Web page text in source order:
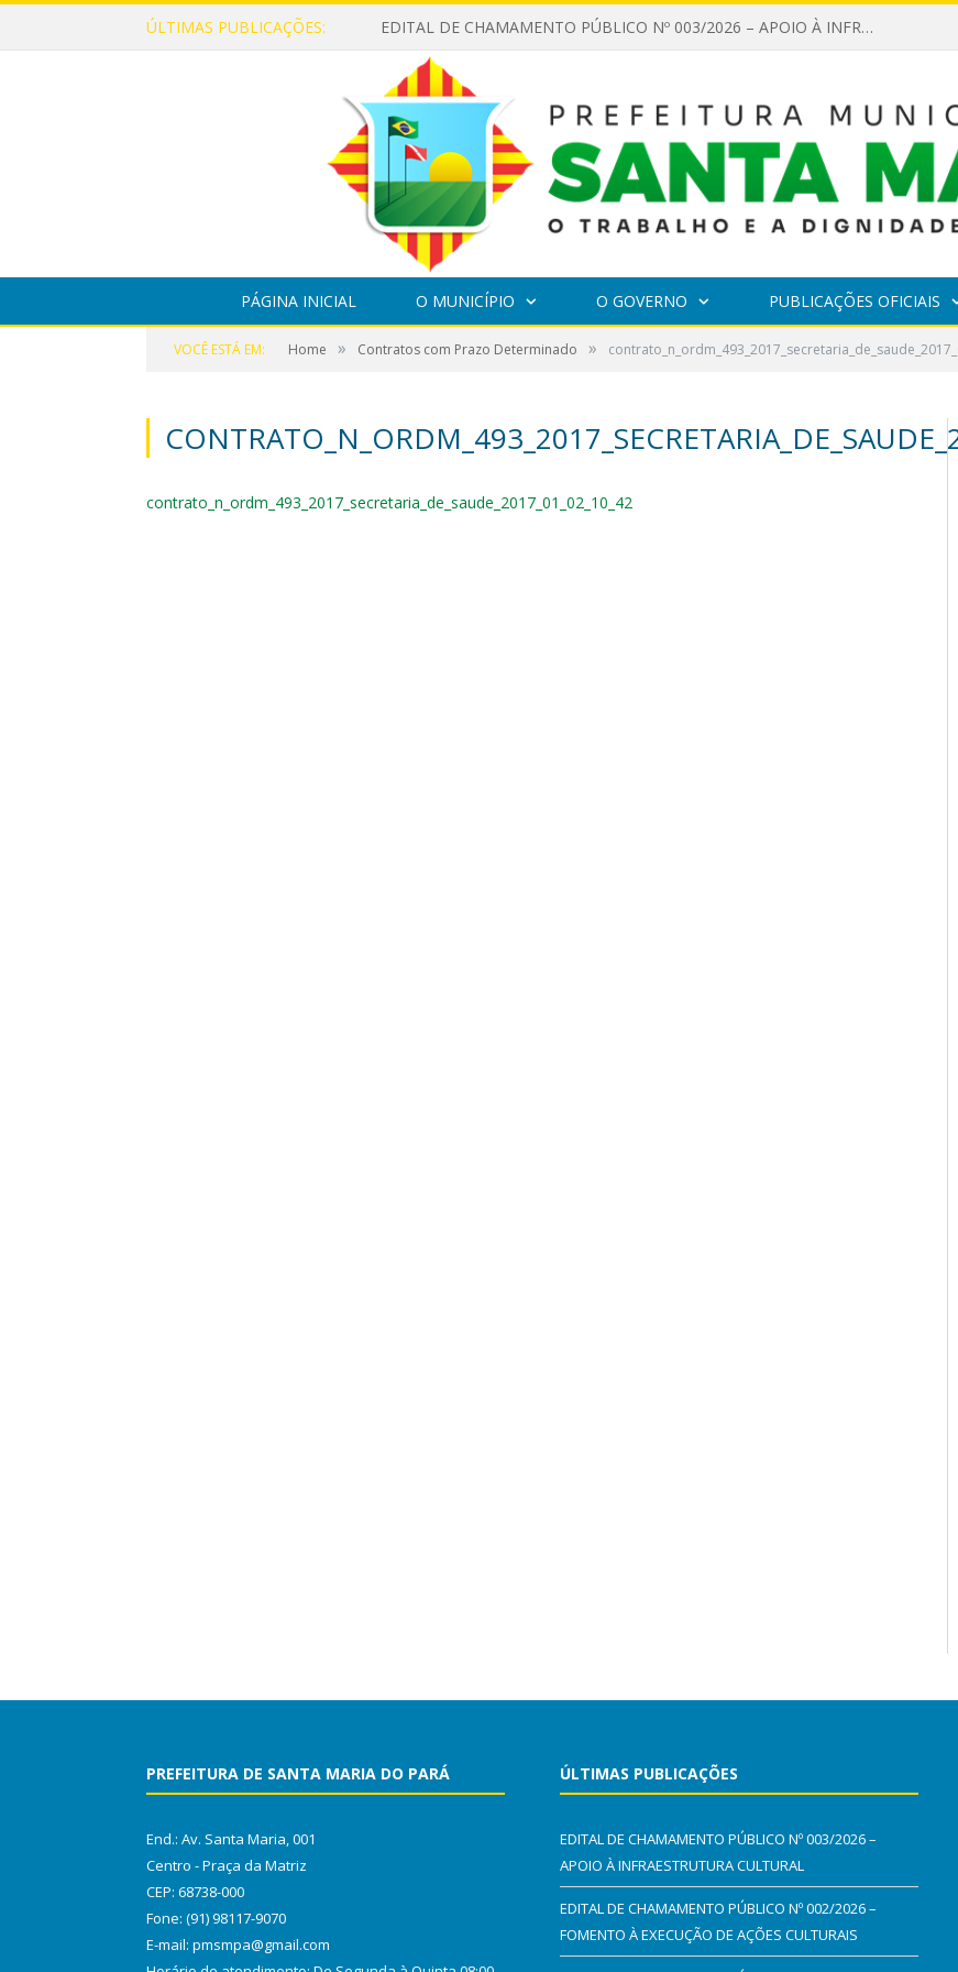
ÚLTIMAS PUBLICAÇÕES: EDITAL DE CHAMAMENTO PÚBLICO Nº 003/2026 – APOIO À INFRAESTRUTURA CULTURAL
PÁGINA INICIAL O MUNICÍPIO O GOVERNO PUBLICAÇÕES OFICIAIS
VOCÊ ESTÁ EM: Home » Contratos com Prazo Determinado »
contrato_n_ordm_493_2017_secretaria_de_saude_2017_01_02_10_42
PREFEITURA DE SANTA MARIA DO PARÁ
End.: Av. Santa Maria, 001
Centro - Praça da Matriz
CEP: 68738-000
Fone: (91) 98117-9070
E-mail: pmsmpa@gmail.com
ÚLTIMAS PUBLICAÇÕES
EDITAL DE CHAMAMENTO PÚBLICO Nº 003/2026 –
APOIO À INFRAESTRUTURA CULTURAL
EDITAL DE CHAMAMENTO PÚBLICO Nº 002/2026 –
FOMENTO À EXECUÇÃO DE AÇÕES CULTURAIS